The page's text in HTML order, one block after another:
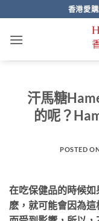
to
content
香港愛
汗馬糖
的呢？
POSTED
在吃保健品的時候
麽，就可能會因為